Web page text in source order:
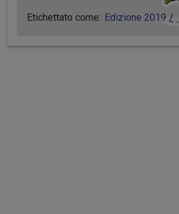
Etichettato come: Edizione 2019